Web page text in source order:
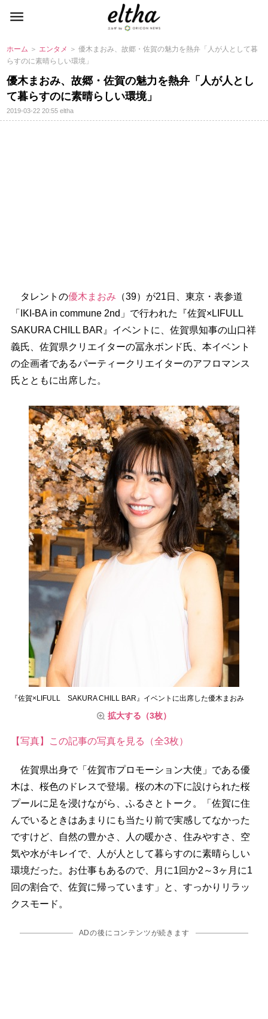
ホーム ＞ エンタメ ＞ 優木まおみ、故郷・佐賀の魅力を熱弁「人が人として暮
らすのに素晴らしい環境」
優木まおみ、故郷・佐賀の魅力を熱弁「人が人とし
て暮らすのに素晴らしい環境」
2019-03-22 20:55eltha
タレントの優木まおみ （39）が21日、東京・表参道
「IKI-BA in commune 2nd」で行われた『佐賀×LIFULL
SAKURA CHILL BAR』イベントに、佐賀県知事の山口祥
義氏、佐賀県クリエイターの冨永ボンド氏、本イベント
の企画者であるパーティークリエイターのアフロマンス
氏とともに出席した。
『佐賀×LIFULL SAKURA CHILL BAR』イベントに出席した優木まおみ
拡大する（3枚）
【写真】この記事の写真を見る（全3枚）
佐賀県出身で「佐賀市プロモーション大使」である優
木は、桜色のドレスで登場。桜の木の下に設けられた桜
プールに足を浸けながら、ふるさとトーク。「佐賀に住
んでいるときはあまりにも当たり前で実感してなかった
ですけど、自然の豊かさ、人の暖かさ、住みやすさ、空
気や水がキレイで、人が人として暮らすのに素晴らしい
環境だった。お仕事もあるので、月に1回か2～3ヶ月に1
回の割合で、佐賀に帰っています」と、すっかりリラッ
クスモード。
ADの後にコンテンツが続きます